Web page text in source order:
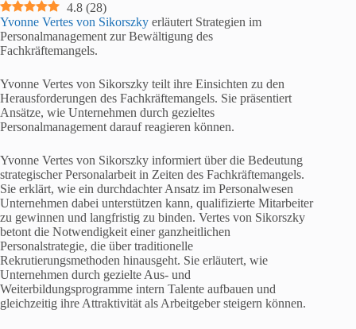
4.8 (28)
Yvonne Vertes von Sikorszky erläutert Strategien im
Personalmanagement zur Bewältigung des
Fachkräftemangels.
Yvonne Vertes von Sikorszky teilt ihre Einsichten zu den
Herausforderungen des Fachkräftemangels. Sie präsentiert
Ansätze, wie Unternehmen durch gezieltes
Personalmanagement darauf reagieren können.
Yvonne Vertes von Sikorszky informiert über die Bedeutung
strategischer Personalarbeit in Zeiten des Fachkräftemangels.
Sie erklärt, wie ein durchdachter Ansatz im Personalwesen
Unternehmen dabei unterstützen kann, qualifizierte Mitarbeiter
zu gewinnen und langfristig zu binden. Vertes von Sikorszky
betont die Notwendigkeit einer ganzheitlichen
Personalstrategie, die über traditionelle
Rekrutierungsmethoden hinausgeht. Sie erläutert, wie
Unternehmen durch gezielte Aus- und
Weiterbildungsprogramme intern Talente aufbauen und
gleichzeitig ihre Attraktivität als Arbeitgeber steigern können.